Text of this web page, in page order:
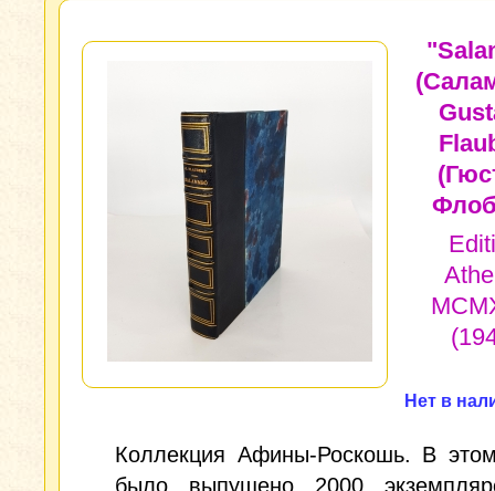
Нет в
Коллекция Афины-Роскошь. В
было выпущено 2000